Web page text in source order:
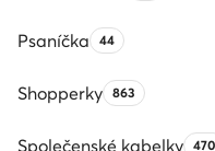
PsaníčkaPočet produktů:
44
ShopperkyPočet
863
Společenské kabelky 470